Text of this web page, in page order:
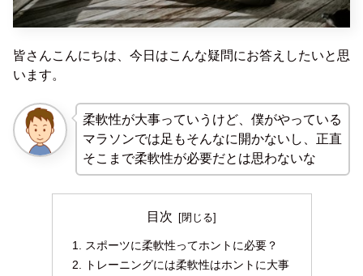
皆さんこんにちは、今日はこんな疑問にお答えしたいと思
います。
柔軟性が大事っていうけど、僕がやっている
マラソンでは足もそんなに開かないし、正直
そこまで柔軟性が必要だとは思わないな
目次
スポーツに柔軟性ってホントに必要？
トレーニングには柔軟性はホントに大事